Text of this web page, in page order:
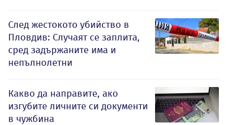
След жестокото убийство в
Пловдив: Случаят се заплита,
сред задържаните има и
непълнолетни
Какво да направите, ако
изгубите личните си документи
в чужбина